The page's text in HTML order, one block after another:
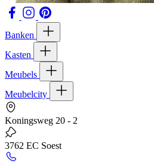
Banken
Kasten
Meubels
Meubelcity
Koningsweg 20 - 2
3762 EC Soest